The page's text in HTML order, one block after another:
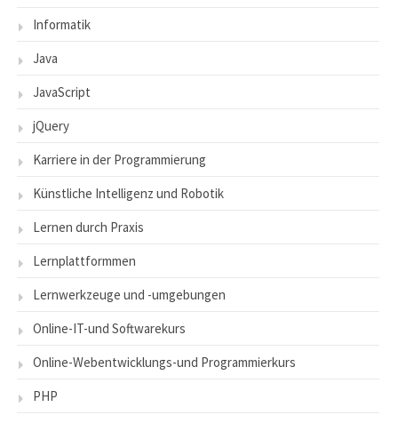
Informatik
Java
JavaScript
jQuery
Karriere in der Programmierung
Künstliche Intelligenz und Robotik
Lernen durch Praxis
Lernplattformmen
Lernwerkzeuge und -umgebungen
Online-IT-und Softwarekurs
Online-Webentwicklungs-und Programmierkurs
PHP